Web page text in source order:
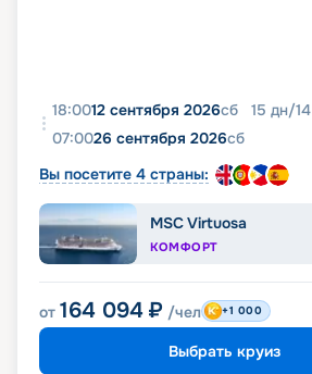
18:0012 сентября 2026сб 15 дн/14
07:0026 сентября 2026сб
Вы посетите 4 страны:
MSC Virtuosa
КОМФОРТ
от 164 094 ₽ /чел +1 000
Выбрать круиз